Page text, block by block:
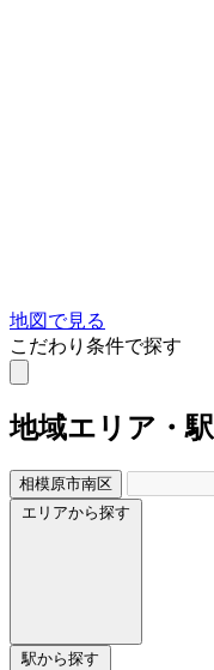
地図で見る
こだわり条件で探す
地域エリア・駅
相模原市南区
エリアから探す
駅から探す